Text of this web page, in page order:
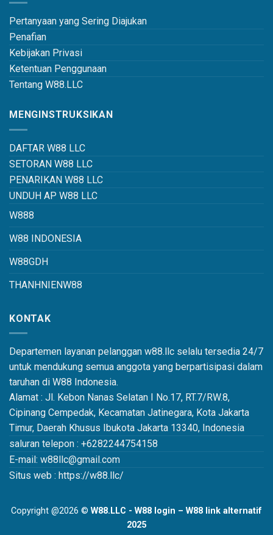
Pertanyaan yang Sering Diajukan
Penafian
Kebijakan Privasi
Ketentuan Penggunaan
Tentang W88.LLC
MENGINSTRUKSIKAN
DAFTAR W88 LLC
SETORAN W88 LLC
PENARIKAN W88 LLC
UNDUH AP W88 LLC
W888
W88 INDONESIA
W88GDH
THANHNIENW88
KONTAK
Departemen layanan pelanggan w88.llc selalu tersedia 24/7
untuk mendukung semua anggota yang berpartisipasi dalam
taruhan di W88 Indonesia.
Alamat : Jl. Kebon Nanas Selatan I No.17, RT.7/RW.8,
Cipinang Cempedak, Kecamatan Jatinegara, Kota Jakarta
Timur, Daerah Khusus Ibukota Jakarta 13340, Indonesia
saluran telepon : +6282244754158
E-mail: w88llc@gmail.com
Situs web : https://w88.llc/
Copyright @2026 © W88.LLC - W88 login – W88 link alternatif
2025